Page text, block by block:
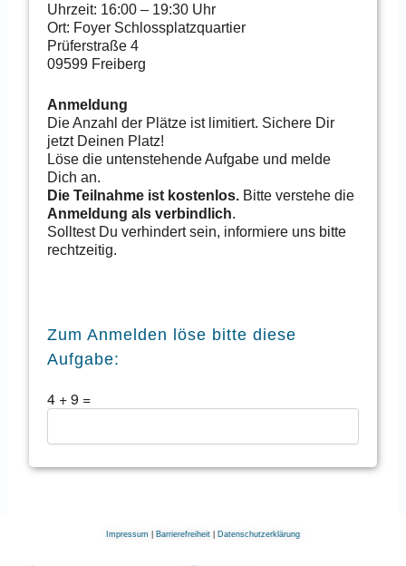
Uhrzeit: 16:00 – 19:30 Uhr
Ort: Foyer Schlossplatzquartier
Prüferstraße 4
09599 Freiberg
Anmeldung
Die Anzahl der Plätze ist limitiert. Sichere Dir
jetzt Deinen Platz!
Löse die untenstehende Aufgabe und melde
Dich an.
Die Teilnahme ist kostenlos.Bitte verstehe die
Anmeldung als verbindlich.
Solltest Du verhindert sein, informiere uns bitte
rechtzeitig.
Zum Anmelden löse bitte diese
Aufgabe:
4+9 =
Impressum Barrierefreiheit Datenschutzerklärung